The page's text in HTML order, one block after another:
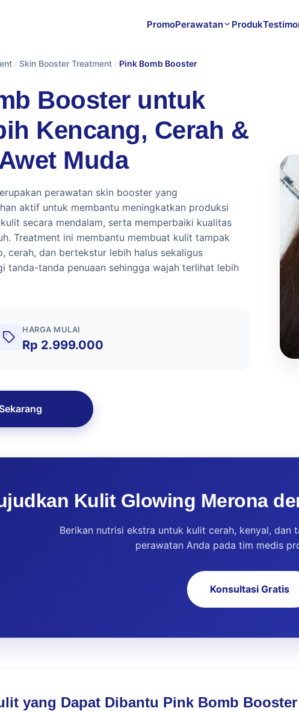
PromoPerawatan Produk
/ Skin Booster Treatment / Pink Bomb Booster
Booster untuk
Kencang, Cerah &
Muda
perawatan skin booster yang
aktif untuk membantu meningkatkan produksi
secara mendalam, serta memperbaiki kualitas
Treatment ini membantu membuat kulit tampak
cerah, dan bertekstur lebih halus sekaligus
tanda-tanda penuaan sehingga wajah terlihat lebih
HARGA MULAI
Rp 2.999.000
Kulit Glowing Merona
Berikan nutrisi ekstra untuk kulit cerah, kenyal, dan
perawatan Anda pada tim medis
Konsultasi Gratis
yang Dapat Dibantu Pink Bomb Booster